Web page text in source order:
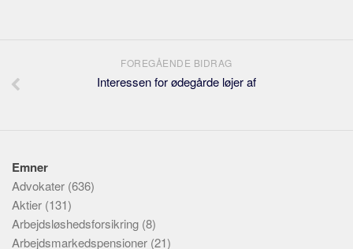
FOREGÅENDE BIDRAG
Interessen for ødegårde løjer af
Emner
Advokater (636)
Aktier (131)
Arbejdsløshedsforsikring (8)
Arbejdsmarkedspensioner (21)